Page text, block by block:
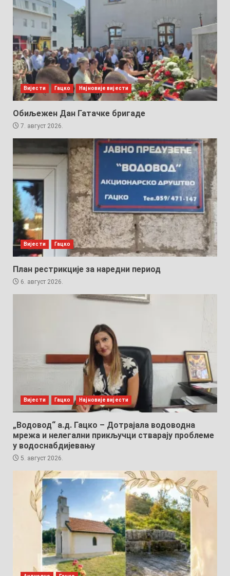
Вијести Гацко Најновије вијести
Обиљежен Дан Гатачке бригаде
7. август 2026.
Вијести Гацко
План рестрикције за наредни период
6. август 2026.
Вијести Гацко Најновије вијести
„Водовод“ а.д. Гацко – Дотрајала водоводна
мрежа и нелегални прикључци стварају проблеме
у водоснабдијевању
5. август 2026.